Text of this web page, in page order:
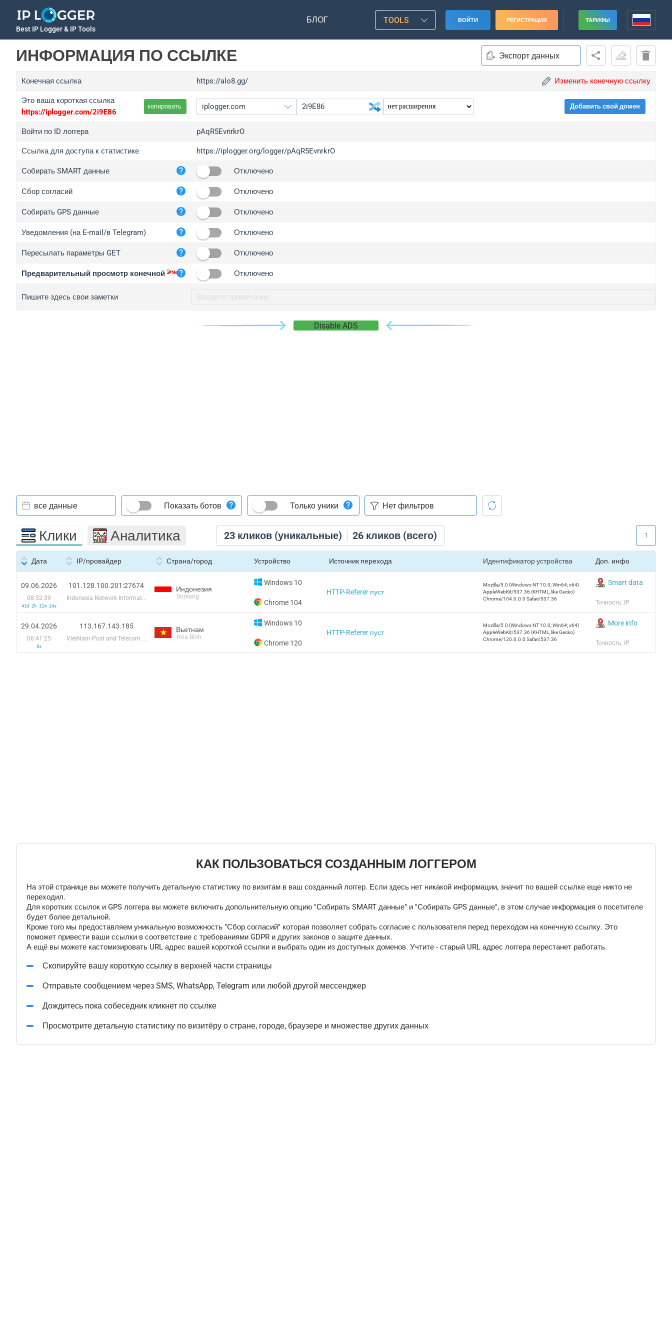
Best IP Logger & IP Tools
БЛОГ TOOLS ВОЙТИ РЕГИСТРАЦИЯ ТАРИФЫ
ИНФОРМАЦИЯ ПО ССЫЛКЕ Экспорт данных
Конечная ссылка https://alo8.gg/ Изменить конечную ссылку
Это ваша короткая ссылка
https://iplogger.com/2i9E86
копировать
iplogger.org
wl.gl
ed.tc
iplogger.com
iplogger.co
2no.co
yip.su
iplogger.info
Добавить свой домен
Войти по ID логгера pAqR5EvnrkrO
Ссылка для доступа к статистике https://iplogger.org/logger/pAqR5EvnrkrO
Собирать SMART данные Отключено
Сбор согласий Отключено
Собирать GPS данные Отключено
Уведомления (на E-mail/в Telegram) Отключено
Пересылать параметры GET Отключено
Предварительный просмотр конечной Отключено
Пишите здесь свои заметки
Disable ADS
23 кликов (уникальные) 26 кликов (всего)
все данные Показать ботов Только уники
Клики Аналитика 1
Дата IP/провайдер Страна/город Устройство Источник перехода Идентификатор устройства Доп. инфо
09.06.2026
08:52:39
41d 2h 11m 14s
101.128.100.201:27674
Indonesia Network Information Center
Индонезия
Soreang
Windows 10
Chrome 104
HTTP-Referer пуст
Mozilla/5.0 (Windows NT 10.0; Win64; x64)
AppleWebKit/537.36 (KHTML, like Gecko)
Chrome/104.0.0.0 Safari/537.36
Smart data
Точность: IP
29.04.2026
06:41:25
0s
113.167.143.185
VietNam Post and Telecom Corporation
Вьетнам
Hòa Bình
Windows 10
Chrome 120
HTTP-Referer пуст
Mozilla/5.0 (Windows NT 10.0; Win64; x64)
AppleWebKit/537.36 (KHTML, like Gecko)
Chrome/120.0.0.0 Safari/537.36
More info
Точность: IP
КАК ПОЛЬЗОВАТЬСЯ СОЗДАННЫМ ЛОГГЕРОМ
На этой странице вы можете получить детальную статистику по визитам в ваш созданный логгер. Если здесь нет никакой информации, значит по вашей ссылке еще никто не
переходил.
Для коротких ссылок и GPS логгера вы можете включить допольнительную опцию "Собирать SMART данные" и "Собирать GPS данные", в этом случае информация о посетителе
будет более детальной.
Кроме того мы предоставляем уникальную возможность "Сбор согласий" которая позволяет собрать согласие с пользователя перед переходом на конечную ссылку. Это
поможет привести ваши ссылки в соответствие с требованиями GDPR и других законов о защите данных.
А ещё вы можете кастомизировать URL адрес вашей короткой ссылки и выбрать один из доступных доменов. Учтите - старый URL адрес логгера перестанет работать.
Скопируйте вашу короткую ссылку в верхней части страницы
Отправьте сообщением через SMS, WhatsApp, Telegram или любой другой мессенджер
Дождитесь пока собеседник кликнет по ссылке
Просмотрите детальную статистику по визитёру о стране, городе, браузере и множестве других данных